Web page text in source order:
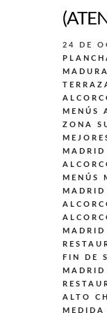
24 DE
MENÚS
ZONA
MADRID
MENÚS
MADRID
MADRID
FIN DE
MADRID
ALTO
MEDIDA